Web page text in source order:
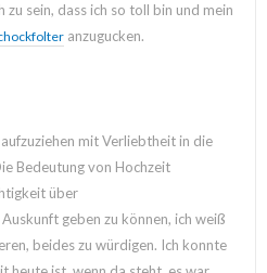
sein, dass ich so toll bin und mein
anzugucken.
mit Verliebtheit in die
Bedeutung von Hochzeit
über
geben zu können, ich weiß
beides zu würdigen. Ich konnte